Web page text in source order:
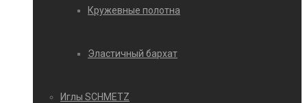
Кружевные полотна
Эластичный бархат
Иглы SCHMETZ